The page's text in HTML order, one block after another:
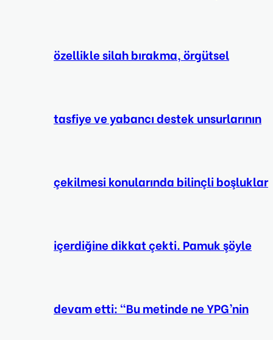
özellikle silah bırakma, örgütsel
tasfiye ve yabancı destek unsurlarının
çekilmesi konularında bilinçli boşluklar
içerdiğine dikkat çekti. Pamuk şöyle
devam etti: “Bu metinde ne YPG’nin